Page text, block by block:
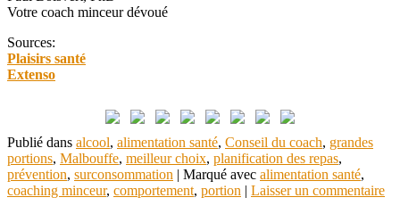
Votre coach minceur dévoué
Sources:
Plaisirs santé
Extenso
Publié dans alcool, alimentation santé, Conseil du coach, grandes
portions, Malbouffe, meilleur choix, planification des repas,
prévention, surconsommation | Marqué avec alimentation santé,
coaching minceur, comportement, portion | Laisser un commentaire